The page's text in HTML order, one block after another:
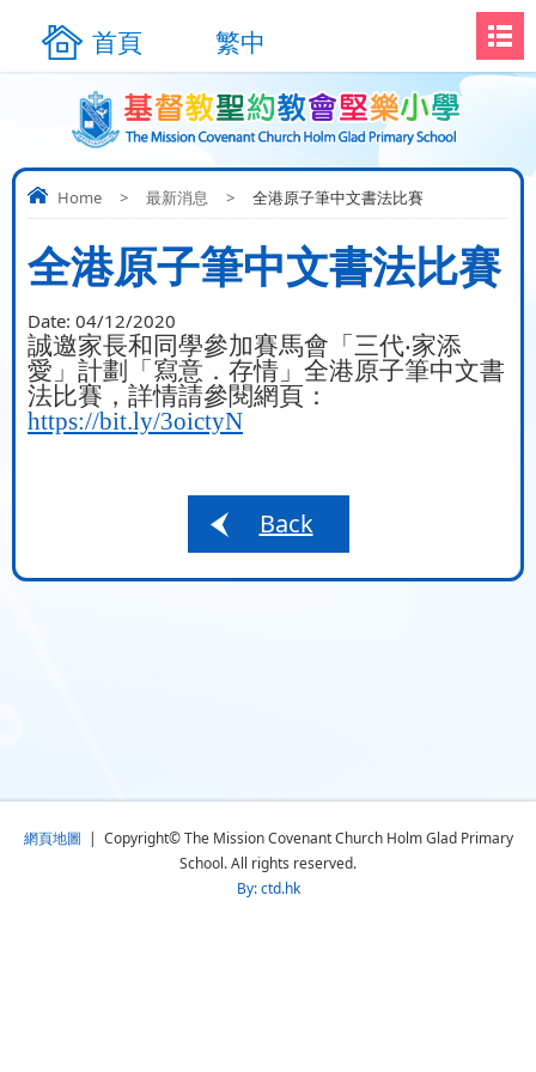
首頁 繁中
Home > 最新消息 > 全港原子筆中文書法比賽
全港原子筆中文書法比賽
Date: 04/12/2020
誠邀家長和同學參加賽馬會「三代‧家添
愛」計劃「寫意．存情」全港原子筆中文書
法比賽，詳情請參閱網頁：
https://bit.ly/3oictyN
Back
網頁地圖 | Copyright© The Mission Covenant Church Holm Glad Primary
School. All rights reserved.
By: ctd.hk